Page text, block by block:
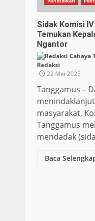
Sidak Komisi
Temukan
Ngantor
Redaksi
22 Mei 2025
Tanggamus –
masyarakat,
Tanggamus
mendadak
Baca